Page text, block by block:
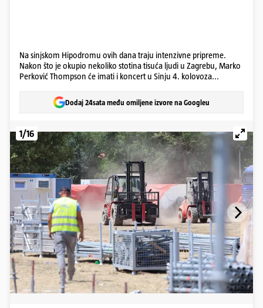
Na sinjskom Hipodromu ovih dana traju intenzivne pripreme.
Nakon što je okupio nekoliko stotina tisuća ljudi u Zagrebu, Marko
Perković Thompson će imati i koncert u Sinju 4. kolovoza...
Dodaj 24sata među omiljene izvore na Googleu
1/16